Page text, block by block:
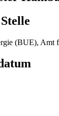
(BUE), Amt